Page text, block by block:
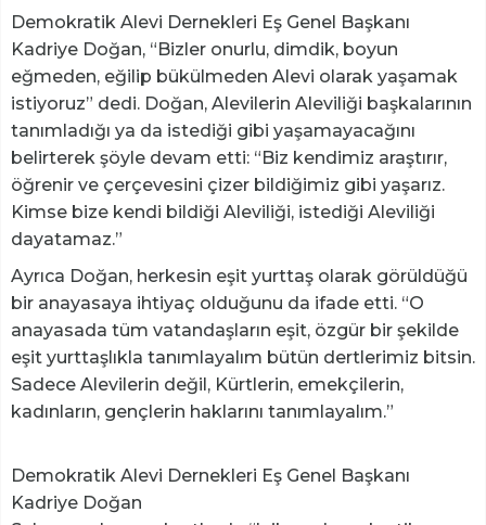
Demokratik Alevi Dernekleri Eş Genel Başkanı
Kadriye Doğan, “Bizler onurlu, dimdik, boyun
eğmeden, eğilip bükülmeden Alevi olarak yaşamak
istiyoruz” dedi. Doğan, Alevilerin Aleviliği başkalarının
tanımladığı ya da istediği gibi yaşamayacağını
belirterek şöyle devam etti: “Biz kendimiz araştırır,
öğrenir ve çerçevesini çizer bildiğimiz gibi yaşarız.
Kimse bize kendi bildiği Aleviliği, istediği Aleviliği
dayatamaz.”
Ayrıca Doğan, herkesin eşit yurttaş olarak görüldüğü
bir anayasaya ihtiyaç olduğunu da ifade etti. “O
anayasada tüm vatandaşların eşit, özgür bir şekilde
eşit yurttaşlıkla tanımlayalım bütün dertlerimiz bitsin.
Sadece Alevilerin değil, Kürtlerin, emekçilerin,
kadınların, gençlerin haklarını tanımlayalım.”
Demokratik Alevi Dernekleri Eş Genel Başkanı
Kadriye Doğan